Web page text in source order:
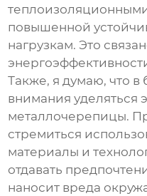
повышенной
нагрузкам. Это
Также, я думаю, что
внимания уделяться
металлочерепицы.
стремиться
материалы и
отдавать
наносит вреда